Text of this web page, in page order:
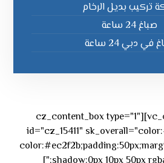
تركيب بديل الرخام
صباغ 24 ساعة
في دبي 24 ساعة
[vc_row][vc_column][cz_content_box type="1"
id="cz_15411"